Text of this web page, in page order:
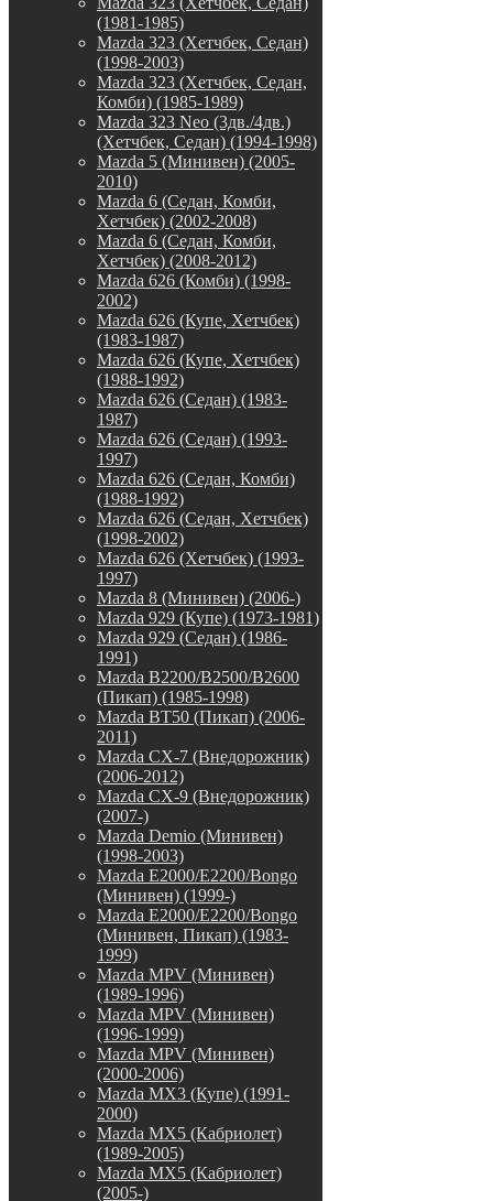
(1981-1985)
Mazda 323 (Хетчбек, Седан)
(1998-2003)
Mazda 323 (Хетчбек, Седан,
Комби) (1985-1989)
Mazda 323 Neo (3дв./4дв.)
(Хетчбек, Седан) (1994-1998)
Mazda 5 (Минивен) (2005-
2010)
Mazda 6 (Седан, Комби,
Хетчбек) (2002-2008)
Mazda 6 (Седан, Комби,
Хетчбек) (2008-2012)
Mazda 626 (Комби) (1998-
2002)
Mazda 626 (Купе, Хетчбек)
(1983-1987)
Mazda 626 (Купе, Хетчбек)
(1988-1992)
Mazda 626 (Седан) (1983-
1987)
Mazda 626 (Седан) (1993-
1997)
Mazda 626 (Седан, Комби)
(1988-1992)
Mazda 626 (Седан, Хетчбек)
(1998-2002)
Mazda 626 (Хетчбек) (1993-
1997)
Mazda 8 (Минивен) (2006-)
Mazda 929 (Купе) (1973-1981)
Mazda 929 (Седан) (1986-
1991)
Mazda B2200/B2500/B2600
(Пикап) (1985-1998)
Mazda BT50 (Пикап) (2006-
2011)
Mazda CX-7 (Внедорожник)
(2006-2012)
Mazda CX-9 (Внедорожник)
(2007-)
Mazda Demio (Минивен)
(1998-2003)
Mazda E2000/E2200/Bongo
(Минивен) (1999-)
Mazda E2000/E2200/Bongo
(Минивен, Пикап) (1983-
1999)
Mazda MPV (Минивен)
(1989-1996)
Mazda MPV (Минивен)
(1996-1999)
Mazda MPV (Минивен)
(2000-2006)
Mazda MX3 (Купе) (1991-
2000)
Mazda MX5 (Кабриолет)
(1989-2005)
Mazda MX5 (Кабриолет)
(2005-)